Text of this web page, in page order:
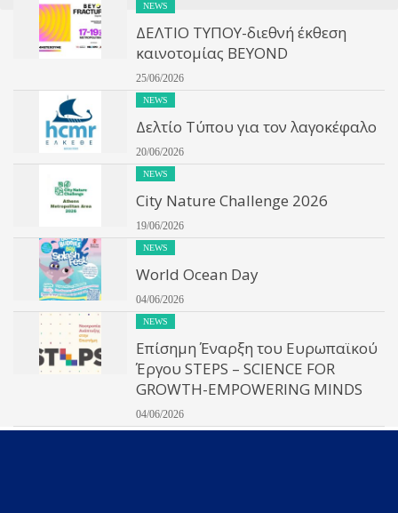
NEWS
ΔΕΛΤΙΟ ΤΥΠΟΥ-διεθνή έκθεση
καινοτομίας BEYOND
25/06/2026
NEWS
Δελτίο Τύπου για τον λαγοκέφαλο
20/06/2026
NEWS
City Nature Challenge 2026
19/06/2026
NEWS
World Ocean Day
04/06/2026
NEWS
Επίσημη Έναρξη του Ευρωπαϊκού
Έργου STEPS – SCIENCE FOR
GROWTH-EMPOWERING MINDS
04/06/2026